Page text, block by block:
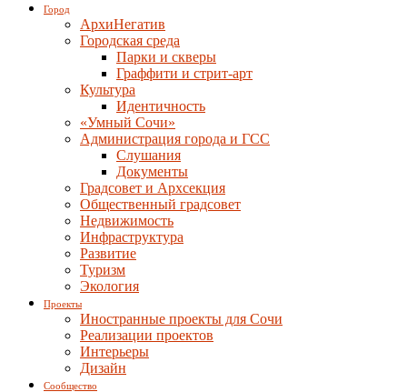
Город
АрхиНегатив
Городская среда
Парки и скверы
Граффити и стрит-арт
Культура
Идентичность
«Умный Сочи»
Администрация города и ГСС
Слушания
Документы
Градсовет и Архсекция
Общественный градсовет
Недвижимость
Инфраструктура
Развитие
Туризм
Экология
Проекты
Иностранные проекты для Сочи
Реализации проектов
Интерьеры
Дизайн
Сообщество